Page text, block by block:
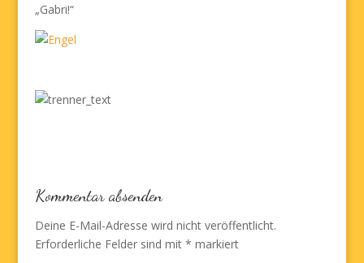
„Gabri!“
Kommentar absenden
Deine E-Mail-Adresse wird nicht veröffentlicht.
Erforderliche Felder sind mit * markiert